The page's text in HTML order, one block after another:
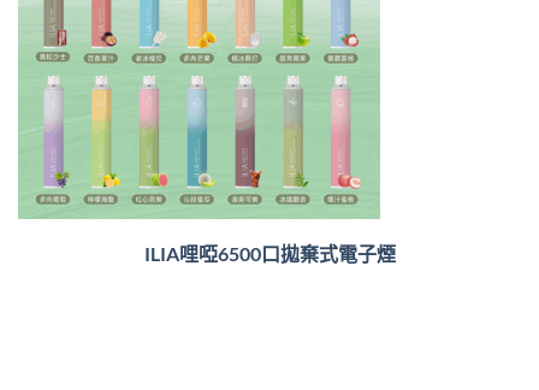
ILIA哩啞6500口拋棄式電子煙